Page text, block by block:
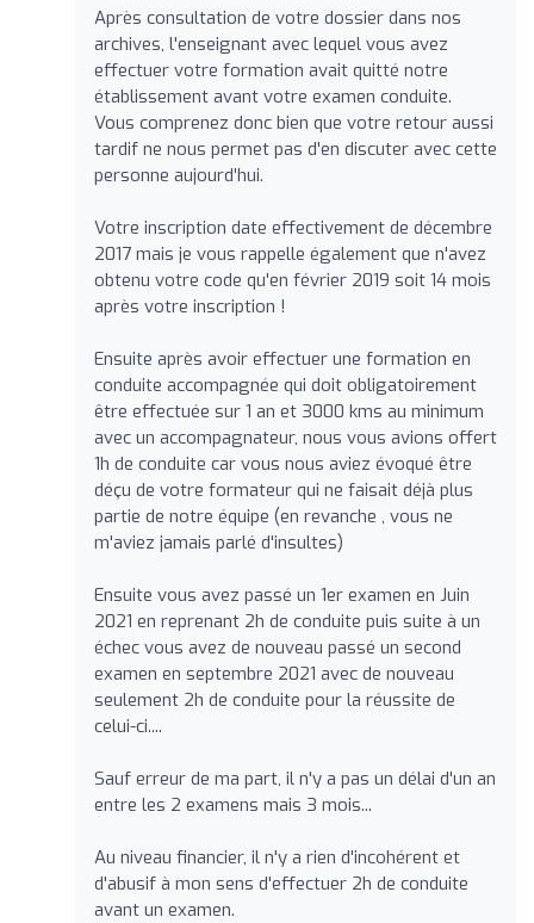
Après consultation de votre dossier dans nos
archives, l'enseignant avec lequel vous avez
effectuer votre formation avait quitté notre
établissement avant votre examen conduite.
Vous comprenez donc bien que votre retour aussi
tardif ne nous permet pas d'en discuter avec cette
personne aujourd'hui.
Votre inscription date effectivement de décembre
2017 mais je vous rappelle également que n'avez
obtenu votre code qu'en février 2019 soit 14 mois
après votre inscription !
Ensuite après avoir effectuer une formation en
conduite accompagnée qui doit obligatoirement
être effectuée sur 1 an et 3000 kms au minimum
avec un accompagnateur, nous vous avions offert
1h de conduite car vous nous aviez évoqué être
déçu de votre formateur qui ne faisait déjà plus
partie de notre équipe (en revanche , vous ne
m'aviez jamais parlé d'insultes)
Ensuite vous avez passé un 1er examen en Juin
2021 en reprenant 2h de conduite puis suite à un
échec vous avez de nouveau passé un second
examen en septembre 2021 avec de nouveau
seulement 2h de conduite pour la réussite de
celui-ci....
Sauf erreur de ma part, il n'y a pas un délai d'un an
entre les 2 examens mais 3 mois...
Au niveau financier, il n'y a rien d'incohérent et
d'abusif à mon sens d'effectuer 2h de conduite
avant un examen.